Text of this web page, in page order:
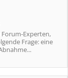
Forum-Experten,
Frage: eine